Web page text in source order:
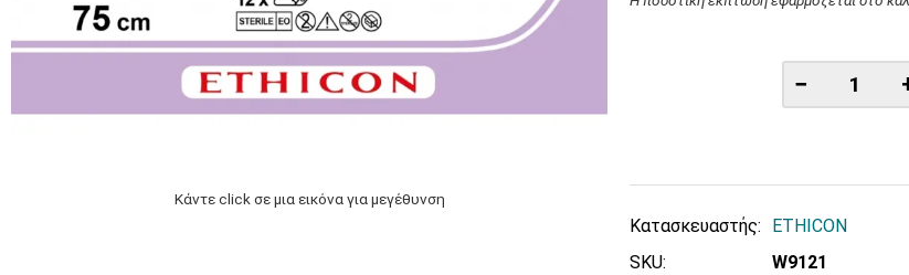
Κάντε click σε μια εικόνα για μεγέθυνση
−
Κατασκευαστής:
ETHICON
SKU:
W9121